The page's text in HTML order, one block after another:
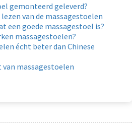
gemonteerd geleverd?
van de massagestoelen
een goede massagestoel is?
massagestoelen?
écht beter dan Chinese
massagestoelen